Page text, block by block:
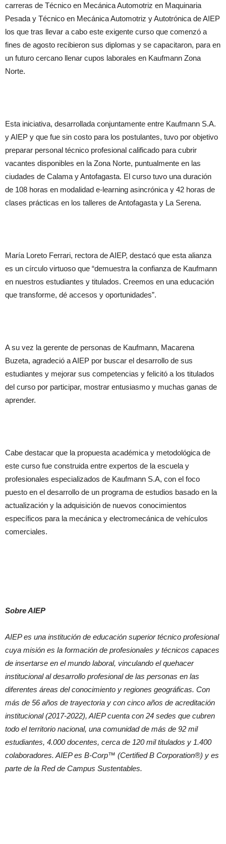
carreras de Técnico en Mecánica Automotriz en Maquinaria
Pesada y Técnico en Mecánica Automotriz y Autotrónica de AIEP
los que tras llevar a cabo este exigente curso que comenzó a
fines de agosto recibieron sus diplomas y se capacitaron, para en
un futuro cercano llenar cupos laborales en Kaufmann Zona
Norte.
Esta iniciativa, desarrollada conjuntamente entre Kaufmann S.A.
y AIEP y que fue sin costo para los postulantes, tuvo por objetivo
preparar personal técnico profesional calificado para cubrir
vacantes disponibles en la Zona Norte, puntualmente en las
ciudades de Calama y Antofagasta. El curso tuvo una duración
de 108 horas en modalidad e-learning asincrónica y 42 horas de
clases prácticas en los talleres de Antofagasta y La Serena.
María Loreto Ferrari, rectora de AIEP, destacó que esta alianza
es un círculo virtuoso que “demuestra la confianza de Kaufmann
en nuestros estudiantes y titulados. Creemos en una educación
que transforme, dé accesos y oportunidades”.
A su vez la gerente de personas de Kaufmann, Macarena
Buzeta, agradeció a AIEP por buscar el desarrollo de sus
estudiantes y mejorar sus competencias y felicitó a los titulados
del curso por participar, mostrar entusiasmo y muchas ganas de
aprender.
Cabe destacar que la propuesta académica y metodológica de
este curso fue construida entre expertos de la escuela y
profesionales especializados de Kaufmann S.A, con el foco
puesto en el desarrollo de un programa de estudios basado en la
actualización y la adquisición de nuevos conocimientos
específicos para la mecánica y electromecánica de vehículos
comerciales.
Sobre AIEP
AIEP es una institución de educación superior técnico profesional
cuya misión es la formación de profesionales y técnicos capaces
de insertarse en el mundo laboral, vinculando el quehacer
institucional al desarrollo profesional de las personas en las
diferentes áreas del conocimiento y regiones geográficas. Con
más de 56 años de trayectoria y con cinco años de acreditación
institucional (2017-2022), AIEP cuenta con 24 sedes que cubren
todo el territorio nacional, una comunidad de más de 92 mil
estudiantes, 4.000 docentes, cerca de 120 mil titulados y 1.400
colaboradores. AIEP es B-Corp™ (Certified B Corporation®) y es
parte de la Red de Campus Sustentables.